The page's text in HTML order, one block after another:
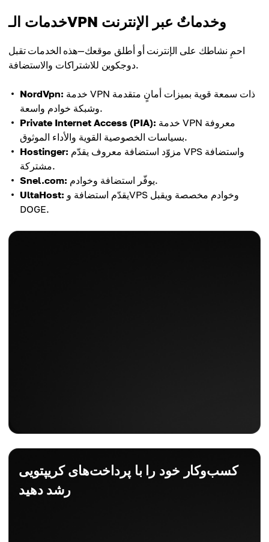
خدمات الـVPN وخدماتٌ عبر الإنترنت
احمِ نشاطك على الإنترنت أو أطلق موقعك—هذه الخدمات تقبل
دوجكوين للاشتراكات والاستضافة.
NordVpn:
وشبكة خوادم واسعة.
Private Internet Access (PIA):
بسياسات الخصوصية القوية والأداء الموثوق.
Hostinger:
مشتركة.
Snel.com:
يوفّر استضافة وخوادم.
UltaHost:
DOGE.
کسب‌وکار خود را با پرداخت‌های کریپتویی
رشد دهید